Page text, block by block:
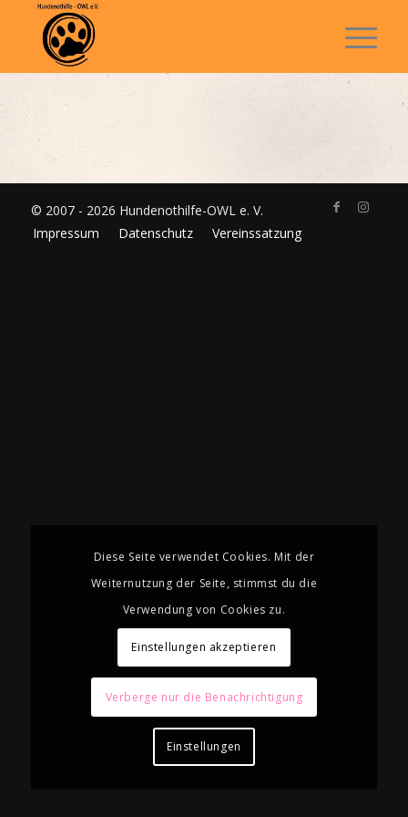
© 2007 - 2026 Hundenothilfe-OWL e. V.
Impressum
Datenschutz Vereinssatzung
Diese Seite verwendet Cookies. Mit der
Weiternutzung der Seite, stimmst du die
Verwendung von Cookies zu.
Einstellungen akzeptieren
Verberge nur die Benachrichtigung
Einstellungen